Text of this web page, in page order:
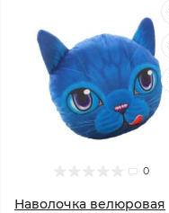
0
Наволочка велюровая